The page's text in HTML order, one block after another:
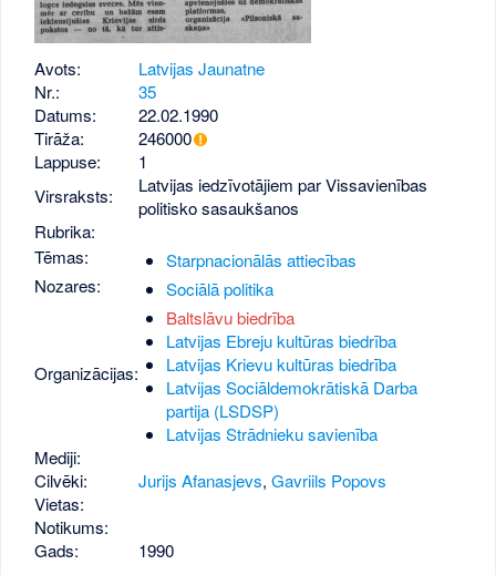
Avots:
Latvijas Jaunatne
Nr.:
35
Datums:
22.02.1990
Tirāža:
246000
Lappuse:
1
Virsraksts:
Latvijas iedzīvotājiem par Vissavienības
politisko sasaukšanos
Rubrika:
Tēmas:
Starpnacionālās attiecības
Nozares:
Sociālā politika
Organizācijas:
Baltslāvu biedrība
Latvijas Ebreju kultūras biedrība
Latvijas Krievu kultūras biedrība
Latvijas Sociāldemokrātiskā Darba
partija (LSDSP)
Latvijas Strādnieku savienība
Mediji:
Cilvēki:
Jurijs Afanasjevs,Gavriils Popovs
Vietas:
Notikums:
Gads:
1990